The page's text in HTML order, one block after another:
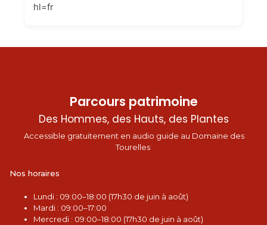
hl=fr
Parcours patrimoine
Des Hommes, des Hauts, des Plantes
Accessible gratuitement en audio guide au Domaine des
Tourelles
Nos horaires
Lundi : 09:00–18:00 (17h30 de juin à août)
Mardi : 09:00–17:00
Mercredi : 09:00–18:00 (17h30 de juin à août)